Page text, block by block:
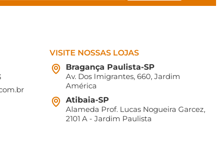
VISITE NOSSAS LOJAS
Bragança Paulista-SP
Av. Dos Imigrantes, 660, Jardim
América
Atibaia-SP
Alameda Prof. Lucas Nogueira Garcez,
2101 A - Jardim Paulista